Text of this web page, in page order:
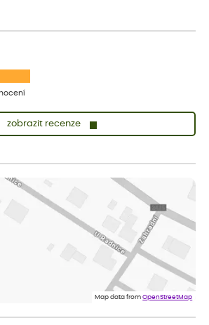
zobrazit recenze
rychle krásně zabalené. Rostlinky po přesazení
jsme spokojeni
bylo v pořádku, žádný problém. Jen jsem byla
jedné kytky, která nebyla v nejlepší kondici a i
Map data fromOpenStreetMap